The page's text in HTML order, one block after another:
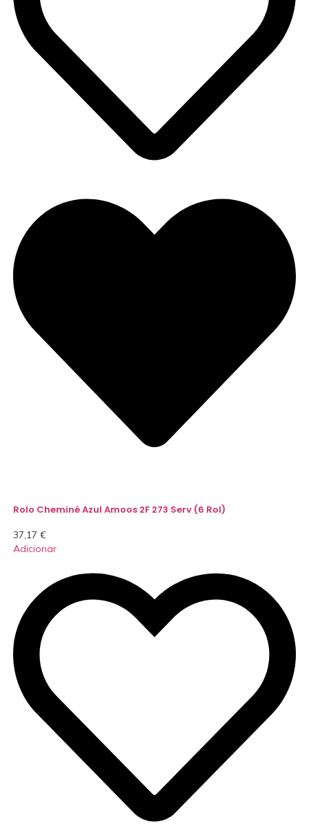
Rolo Cheminé Azul Amoos 2F 273 Serv (6 Rol)
37,17 €
Adicionar